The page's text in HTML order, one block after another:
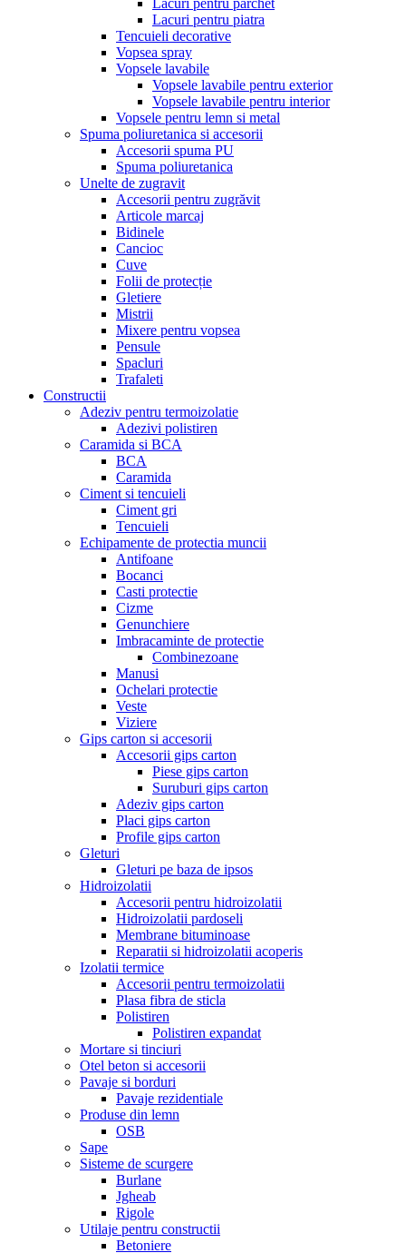
Lacuri pentru parchet
Lacuri pentru piatra
Tencuieli decorative
Vopsea spray
Vopsele lavabile
Vopsele lavabile pentru exterior
Vopsele lavabile pentru interior
Vopsele pentru lemn si metal
Spuma poliuretanica si accesorii
Accesorii spuma PU
Spuma poliuretanica
Unelte de zugravit
Accesorii pentru zugrăvit
Articole marcaj
Bidinele
Cancioc
Cuve
Folii de protecție
Gletiere
Mistrii
Mixere pentru vopsea
Pensule
Spacluri
Trafaleti
Constructii
Adeziv pentru termoizolatie
Adezivi polistiren
Caramida si BCA
BCA
Caramida
Ciment si tencuieli
Ciment gri
Tencuieli
Echipamente de protectia muncii
Antifoane
Bocanci
Casti protectie
Cizme
Genunchiere
Imbracaminte de protectie
Combinezoane
Manusi
Ochelari protectie
Veste
Viziere
Gips carton si accesorii
Accesorii gips carton
Piese gips carton
Suruburi gips carton
Adeziv gips carton
Placi gips carton
Profile gips carton
Gleturi
Gleturi pe baza de ipsos
Hidroizolatii
Accesorii pentru hidroizolatii
Hidroizolatii pardoseli
Membrane bituminoase
Reparatii si hidroizolatii acoperis
Izolatii termice
Accesorii pentru termoizolatii
Plasa fibra de sticla
Polistiren
Polistiren expandat
Mortare si tinciuri
Otel beton si accesorii
Pavaje si borduri
Pavaje rezidentiale
Produse din lemn
OSB
Sape
Sisteme de scurgere
Burlane
Jgheab
Rigole
Utilaje pentru constructii
Betoniere